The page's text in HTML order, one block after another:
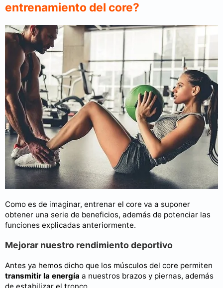
entrenamiento del core?
Como es de imaginar, entrenar el core va a suponer
obtener una serie de beneficios, además de potenciar las
funciones explicadas anteriormente.
Mejorar nuestro rendimiento deportivo
Antes ya hemos dicho que los músculos del core permiten
transmitir la energía a nuestros brazos y piernas, además
de estabilizar el tronco.